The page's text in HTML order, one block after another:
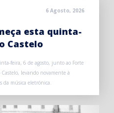
6 Agosto, 2026
esta quinta-
Castelo
feira, 6 de agosto, junto ao Forte
levando novamente à
da música eletrónica.